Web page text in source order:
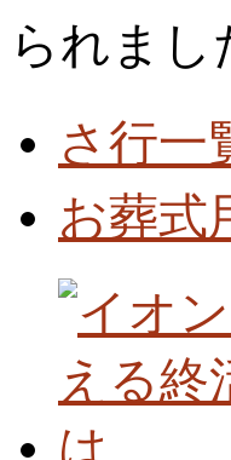
られまし
さ行一
お葬式